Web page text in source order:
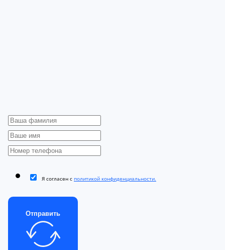
Я согласен с политикой конфиденциальности.
Отправить